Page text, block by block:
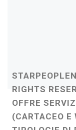
RIGHTS
OFFRE
(CARTACEO E